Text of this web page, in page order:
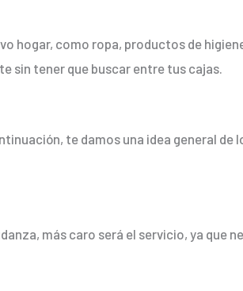
hogar, como ropa, productos de
tener que buscar entre tus cajas.
te damos una idea general de
más caro será el servicio, ya que